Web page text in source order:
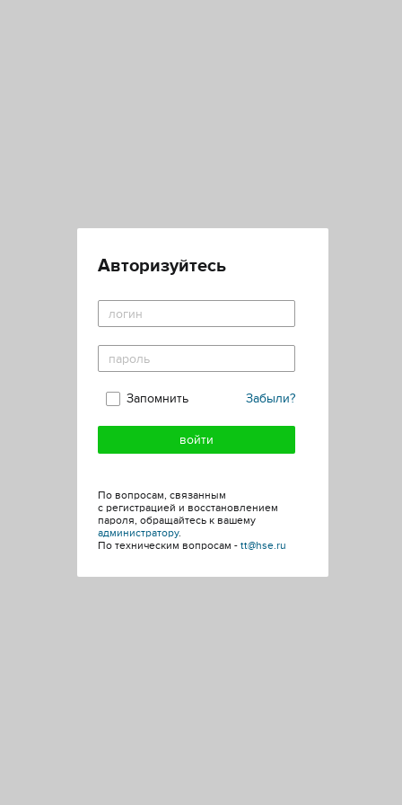
Авторизуйтесь
Забыли?
Запомнить
По вопросам, связанным
с регистрацией и восстановлением
пароля, обращайтесь к вашему
администратору.
По техническим вопросам - tt@hse.ru